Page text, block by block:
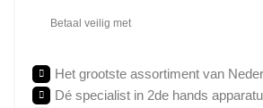
Betaal veilig met
Het grootste assortiment van
Dé specialist in 2de hands